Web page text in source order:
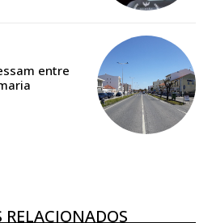
entre
RELACIONADOS